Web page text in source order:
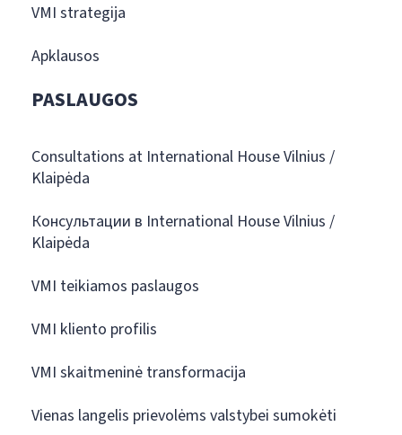
VMI strategija
Apklausos
PASLAUGOS
Consultations at International House Vilnius /
Klaipėda
Консультации в International House Vilnius /
Klaipėda
VMI teikiamos paslaugos
VMI kliento profilis
VMI skaitmeninė transformacija
Vienas langelis prievolėms valstybei sumokėti